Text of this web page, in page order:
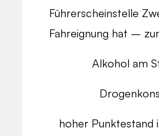
Führerscheinstelle
Fahreignung hat –
Alkohol am
hoher Punktestand